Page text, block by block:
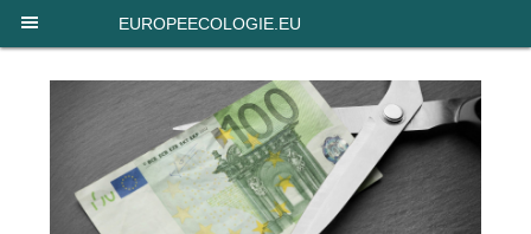
EUROPEECOLOGIE.EU